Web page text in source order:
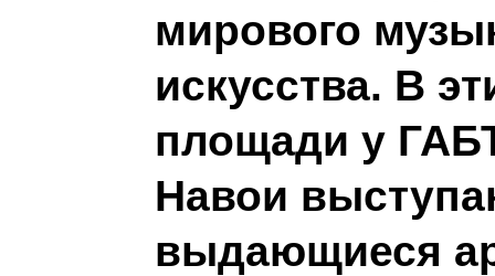
мирового
искусства. В
площади у
Навои
выдающиеся